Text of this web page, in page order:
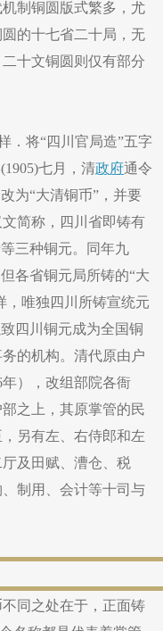
制铜圆版式繁多，尤
的十七省二十局，无
十文铜圆则仅有部分
．将“四川官局造”五字
七月，清政府通令
为“大清铜币”，并要
简称，四川省即铸有
三种铜元。同年九
各省铜元局所铸的“大
，唯独四川所铸宣统元
四川铜元成为全国铜
的机构。清代原由户
），改组部院各衙
之上，其原掌管的民
另有左、右侍郎和左
及田赋、漕仓、税
制用、会计等十司与
同之处在于，正面铸